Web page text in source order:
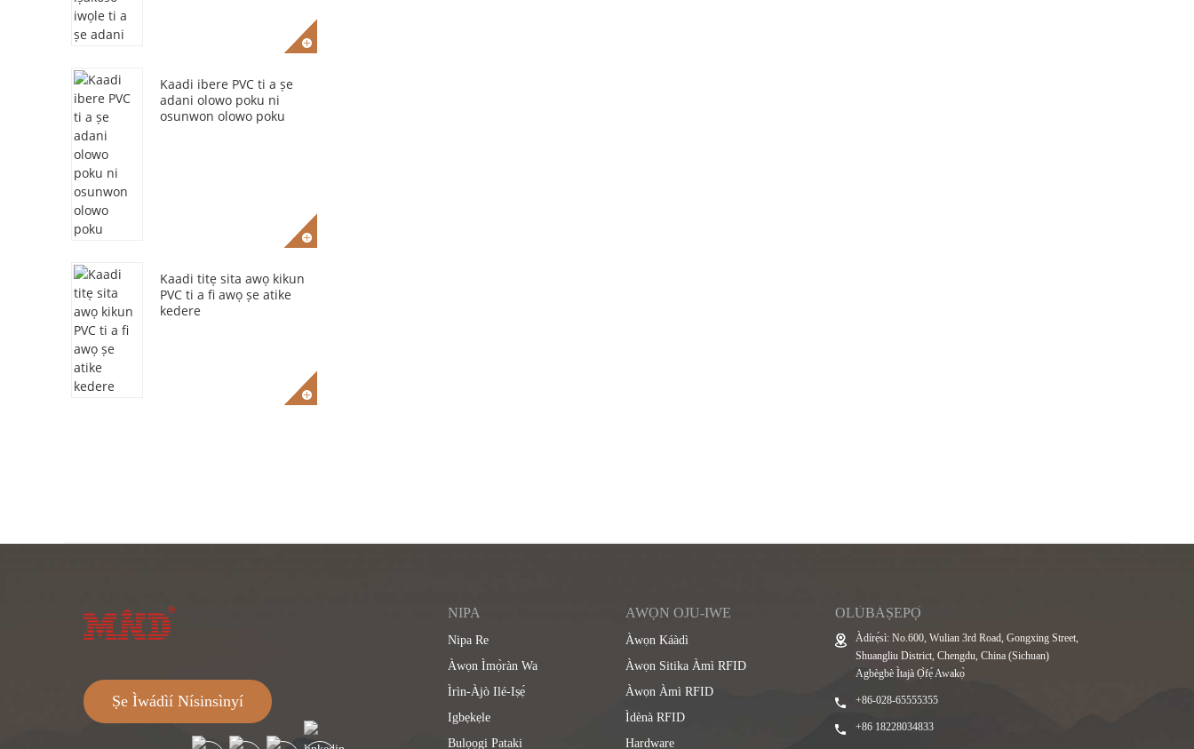
Kaadi ibere PVC ti a ṣe
adani olowo poku ni
osunwon olowo poku
Kaadi titẹ sita awọ kikun
PVC ti a fi awọ ṣe atike
kedere
Ṣe Ìwádìí Nísinsìnyí
NIPA
Nipa Re
Àwọn Ìmọ̀ràn Wa
Ìrìn-Àjò Ilé-Iṣẹ́
Igbẹkẹle
Bulọọgi Pataki
AWỌN OJU-IWE
Àwọn Káàdì
Àwọn Sitika Àmì RFID
Àwọn Àmì RFID
Ìdènà RFID
Hardware
OLÙBÁṢEPỌ̀
Àdírẹ́sì: No.600, Wulian 3rd Road, Gongxing Street,
Shuangliu District, Chengdu, China (Sichuan)
Agbègbè Ìtajà Ọ̀fẹ́ Awakọ̀
+86-028-65555355
+86 18228034833